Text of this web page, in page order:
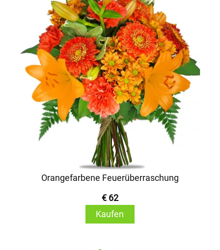
Orangefarbene Feuerüberraschung
€ 62
Kaufen